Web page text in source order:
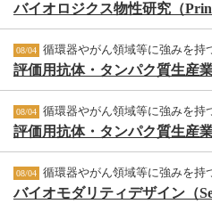
バイオロジクス物性研究（
08/04 循環器やがん領域等に強みを持
評価用抗体・タンパク質生産業
08/04 循環器やがん領域等に強みを持
評価用抗体・タンパク質生産
08/04 循環器やがん領域等に強みを持
バイオモダリティデザイン（